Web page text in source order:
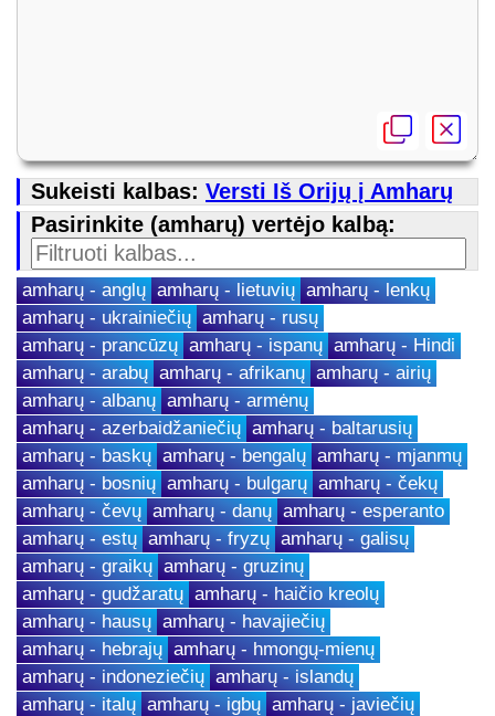
Sukeisti kalbas: Versti Iš Orijų į Amharų
Pasirinkite (amharų) vertėjo kalbą:
amharų - anglų amharų - lietuvių amharų - lenkų
amharų - ukrainiečių amharų - rusų
amharų - prancūzų amharų - ispanų amharų - Hindi
amharų - arabų amharų - afrikanų amharų - airių
amharų - albanų amharų - armėnų
amharų - azerbaidžaniečių amharų - baltarusių
amharų - baskų amharų - bengalų amharų - mjanmų
amharų - bosnių amharų - bulgarų amharų - čekų
amharų - čevų amharų - danų amharų - esperanto
amharų - estų amharų - fryzų amharų - galisų
amharų - graikų amharų - gruzinų
amharų - gudžaratų amharų - haičio kreolų
amharų - hausų amharų - havajiečių
amharų - hebrajų amharų - hmongų-mienų
amharų - indoneziečių amharų - islandų
amharų - italų amharų - igbų amharų - javiečių